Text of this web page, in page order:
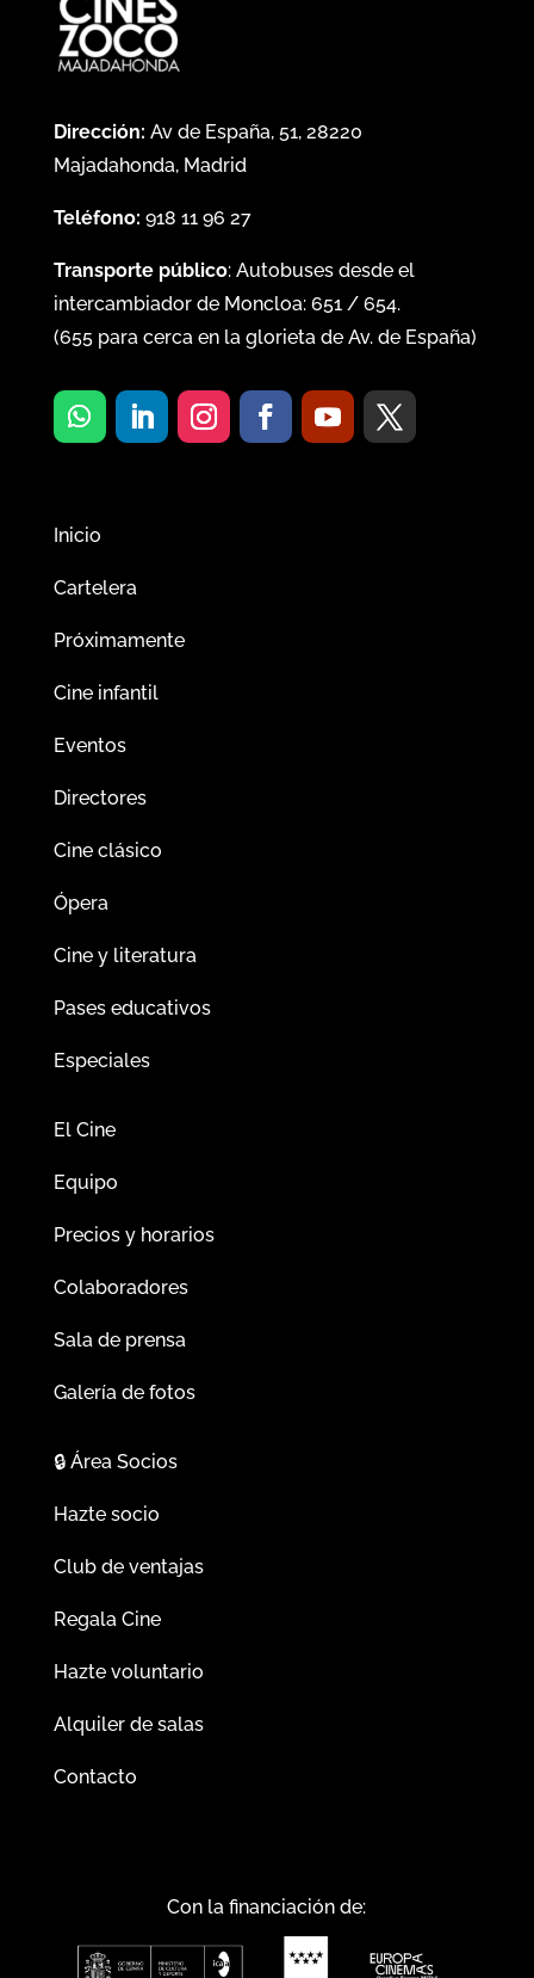
Dirección: Av de España, 51, 28220
Majadahonda, Madrid
Teléfono: 918 11 96 27
Transporte público: Autobuses desde el
intercambiador de Moncloa: 651/ 654.
(655para cerca en la glorieta de Av. de España)
Inicio
Cartelera
Próximamente
Cine infantil
Eventos
Directores
Cine clásico
Ópera
Cine y literatura
Pases educativos
Especiales
El Cine
Equipo
Precios y horarios
Colaboradores
Sala de prensa
Galería de fotos
🔒Área Socios
Hazte socio
Club de ventajas
Regala Cine
Hazte voluntario
Alquiler de salas
Contacto
Con la financiación de: